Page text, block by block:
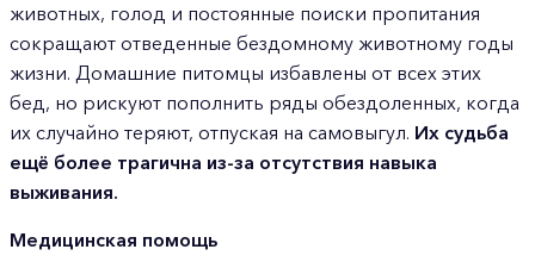
животных, голод и постоянные поиски пропитания
сокращают отведенные бездомному животному годы
жизни. Домашние питомцы избавлены от всех этих
бед, но рискуют пополнить ряды обездоленных, когда
их случайно теряют, отпуская на самовыгул. Их судьба
ещё более трагична из-за отсутствия навыка
выживания.
Медицинская помощь